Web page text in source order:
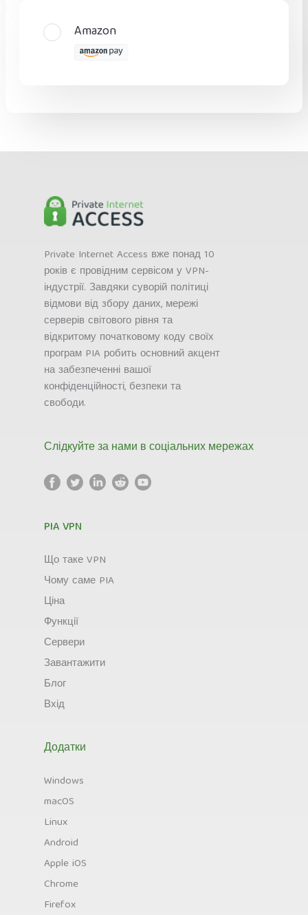
Amazon
Private Internet Access вже понад 10
років є провідним сервісом у VPN-
індустрії. Завдяки суворій політиці
відмови від збору даних, мережі
серверів світового рівня та
відкритому початковому коду своїх
програм PIA робить основний акцент
на забезпеченні вашої
конфіденційності, безпеки та
свободи.
Слідкуйте за нами в соціальних мережах
PIA VPN
Що таке VPN
Чому саме PIA
Ціна
Функції
Сервери
Завантажити
Блог
Вхід
Додатки
Windows
macOS
Linux
Android
Apple iOS
Chrome
Firefox